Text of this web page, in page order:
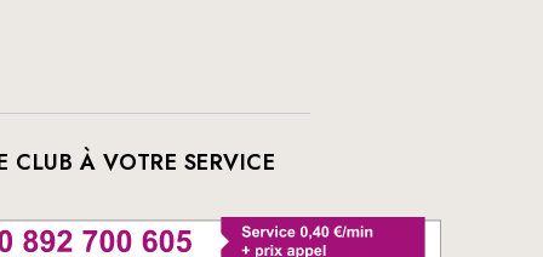
CLUB À VOTRE SERVICE